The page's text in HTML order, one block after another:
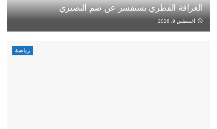
الغرافة القطري يستفسر عن ضم النصيري
أغسطس 9, 2026
رياضة